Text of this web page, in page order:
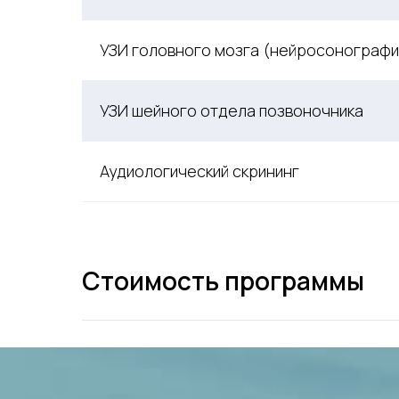
УЗИ головного мозга
УЗИ шейного отдела позвоночника
Аудиологический скрининг
Стоимость программы